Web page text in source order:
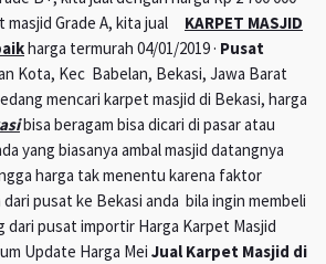
Grade A, kita jual KARPET MASJID
harga termurah 04/01/2019 · Pusat
Kota, Kec Babelan, Bekasi, Jawa Barat
mencari karpet masjid di Bekasi, harga
bisa beragam bisa dicari di pasar atau
yang biasanya ambal masjid datangnya
harga tak menentu karena faktor
pusat ke Bekasi anda bila ingin membeli
dari pusat importir Harga Karpet Masjid
Update Harga Mei Jual Karpet Masjid di